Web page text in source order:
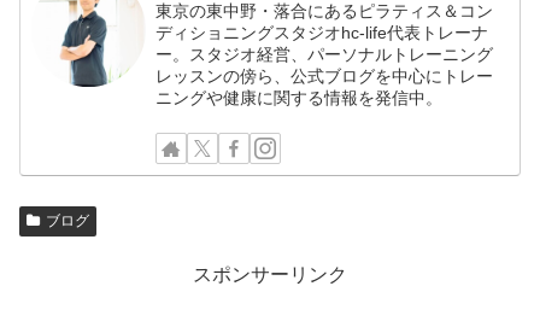
東京の東中野・落合にあるピラティス＆コン
ディショニングスタジオhc-life代表トレーナ
ー。スタジオ経営、パーソナルトレーニング
レッスンの傍ら、公式ブログを中心にトレー
ニングや健康に関する情報を発信中。
ブログ
スポンサーリンク